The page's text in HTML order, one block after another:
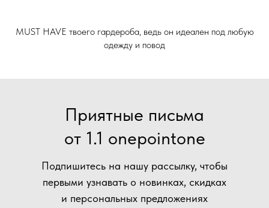
MUST HAVE твоего гардероба, ведь он идеален под любую
одежду и повод
Подпишитесь на нашу рассылку, чтобы
первыми узнавать о новинках, скидках
и персональных предложениях
Приятные письма
от 1.1 onepointone